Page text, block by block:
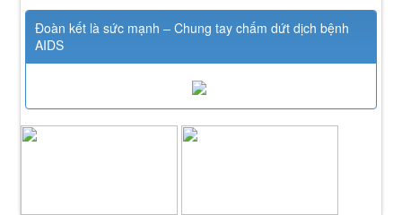
Đoàn kết là sức mạnh – Chung tay chấm dứt dịch bệnh
AIDS